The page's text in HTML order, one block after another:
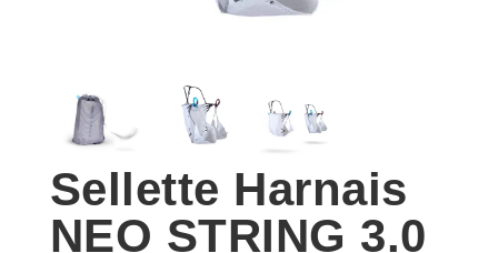
Sellette Harnais
NEO STRING 3.0